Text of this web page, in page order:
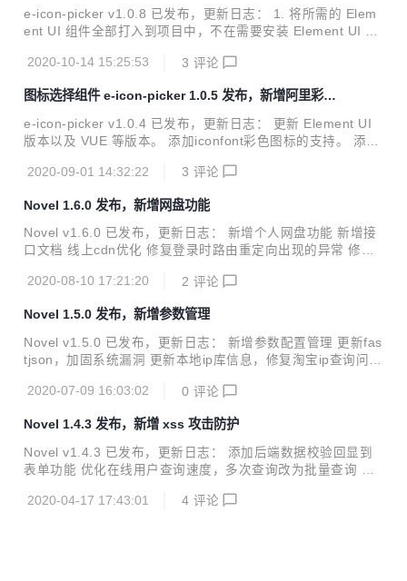
element-ui的组件进行二次开发，所以在使用此组件前请安装
element-ui组件库。 安装方式请参考element-ui官网的相关文
e-icon-picker v1.0.8 已发布，更新日志： 1. 将所需的 Elem
ent UI 组件全部打入到项目中，不在需要安装 Element UI 组
需引用，减少组件库大小。 3. 将iconfont彩色图标分离，减少
件 简洁大方，专为`element-ui`（已经脱离element-ui独立可
用）和`font-awesome`（可选）图标库开发的图标选择组
件，希望大家喜欢！ 喜欢的欢迎star 项目地址 Demo 在线测
2020-10-14 15:25:53 3 评论
图标选择组件 e-icon-picker 1.0.5 发布，新增阿里彩色
图标支持
e-icon-picker v1.0.4 已发布，更新日志： 更新 Element UI
版本以及 VUE 等版本。 添加iconfont彩色图标的支持。 添加
方，专为element-ui和font-awesome图标库开发的图标选择
测试 在线API 安装 因为项目使用了element-ui的组件进行二
次开发，所以在使用此组件前请安装element-ui组件库。 安装
方式请参考element-ui官网的相关文档。element-ui官网 npm
2020-09-01 14:32:22 3 评论
Novel 1.6.0 发布，新增网盘功能
Novel v1.6.0 已发布，更新日志： 新增个人网盘功能 新增接
口文档 线上cdn优化 修复登录时路由重定向出现的异常 修复p
直想做一款后台管理系统，看了很多优秀的开源项目，从中发
功能太过强大，部分功能也不太适合自己，并且自己也一直想
要动手学习一下若依的强大之处，便有了自己现在的novel。
它可以用于所有的Web应用程序，如网站管理后台，网站会员
中心，CMS，CRM，OA等等，当然，您也可以对她进行深度
定制，以做出更强系统。所有前端后台代码封装过后十分精简
2020-08-10 17:21:20 2 评论
Novel 1.5.0 发布，新增参数管理
Novel v1.5.0 已发布，更新日志： 新增参数配置管理 更新fas
tjson，加固系统漏洞 更新本地ip库信息，修复淘宝ip查询问题
一直想做一款后台管理系统，看了很多优秀的开源项目，从中
的功能太过强大，部分功能也不太适合自己，并且自己也一直
想要动手学习一下若依的强大之处，便有了自己现在的nove
l。 它可以用于所有的Web应用程序，如网站管理后台，网站
深度定制，以做出更强系统。所有前端后台代码封装过后十...
2020-07-09 16:03:02 0 评论
Novel 1.4.3 发布，新增 xss 攻击防护
Novel v1.4.3 已发布，更新日志： 添加后端数据校验回显到
表单功能 优化在线用户查询速度，多次查询改为批量查询 优
他优化 Novel 简介 一直想做一款后台管理系统，看了很多优
2020-04-17 17:43:01 4 评论